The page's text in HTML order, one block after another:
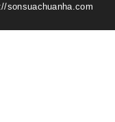
sonsuachuanha.com